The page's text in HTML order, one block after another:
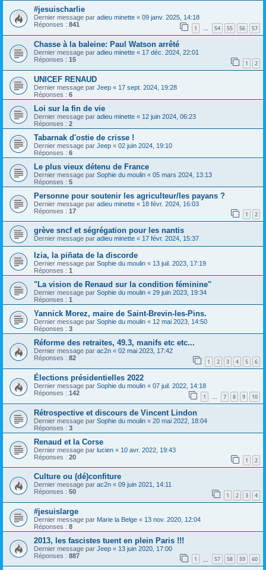
#jesuischarlie
Dernier message par adieu minette « 09 janv. 2025, 14:18
Réponses : 841 1 … 54 55 56 57
Chasse à la baleine: Paul Watson arrêté
Dernier message par adieu minette « 17 déc. 2024, 22:01
Réponses : 15 1 2
UNICEF RENAUD
Dernier message par Jeep « 17 sept. 2024, 19:28
Réponses : 6
Loi sur la fin de vie
Dernier message par adieu minette « 12 juin 2024, 06:23
Réponses : 2
Tabarnak d'ostie de crisse !
Dernier message par Jeep « 02 juin 2024, 19:10
Réponses : 6
Le plus vieux détenu de France
Dernier message par Sophie du moulin « 05 mars 2024, 13:13
Réponses : 5
Personne pour soutenir les agriculteur/les payans ?
Dernier message par adieu minette « 18 févr. 2024, 16:03
Réponses : 17 1 2
grève sncf et ségrégation pour les nantis
Dernier message par adieu minette « 17 févr. 2024, 15:37
Izia, la piñata de la discorde
Dernier message par Sophie du moulin « 13 juil. 2023, 17:19
Réponses : 1
"La vision de Renaud sur la condition féminine"
Dernier message par Sophie du moulin « 29 juin 2023, 19:34
Réponses : 1
Yannick Morez, maire de Saint-Brevin-les-Pins.
Dernier message par Sophie du moulin « 12 mai 2023, 14:50
Réponses : 3
Réforme des retraites, 49.3, manifs etc etc...
Dernier message par ac2n « 02 mai 2023, 17:42
Réponses : 82 1 2 3 4 5 6
Élections présidentielles 2022
Dernier message par Sophie du moulin « 07 juil. 2022, 14:18
Réponses : 142 1 … 7 8 9 10
Rétrospective et discours de Vincent Lindon
Dernier message par Sophie du moulin « 20 mai 2022, 18:04
Réponses : 3
Renaud et la Corse
Dernier message par lucien « 10 avr. 2022, 19:43
Réponses : 20 1 2
Culture ou (dé)confiture
Dernier message par ac2n « 09 juin 2021, 14:11
Réponses : 50 1 2 3 4
#jesuislarge
Dernier message par Marie la Belge « 13 nov. 2020, 12:04
Réponses : 8
2013, les fascistes tuent en plein Paris !!!
Dernier message par Jeep « 13 juin 2020, 17:00
Réponses : 887 1 57 58 59 60